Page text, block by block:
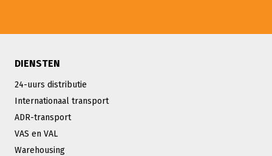
DIENSTEN
24-uurs distributie
Internationaal transport
ADR-transport
VAS en VAL
Warehousing